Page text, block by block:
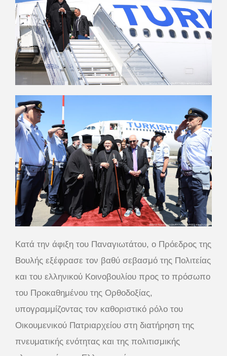
Κατά την άφιξη του Παναγιωτάτου, ο Πρόεδρος της
Βουλής εξέφρασε τον βαθύ σεβασμό της Πολιτείας
και του ελληνικού Κοινοβουλίου προς το πρόσωπο
του Προκαθημένου της Ορθοδοξίας,
υπογραμμίζοντας τον καθοριστικό ρόλο του
Οικουμενικού Πατριαρχείου στη διατήρηση της
πνευματικής ενότητας και της πολιτισμικής